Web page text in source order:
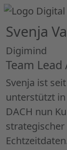
Svenja
Digimind
Team Lead
Svenja ist
unterstützt in
DACH nun